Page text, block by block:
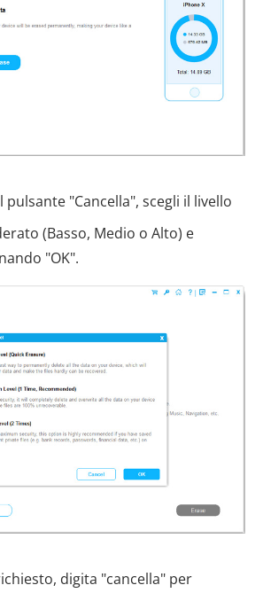
pulsante "Cancella", scegli il livello
(Basso, Medio o Alto) e
"OK".
digita "cancella" per